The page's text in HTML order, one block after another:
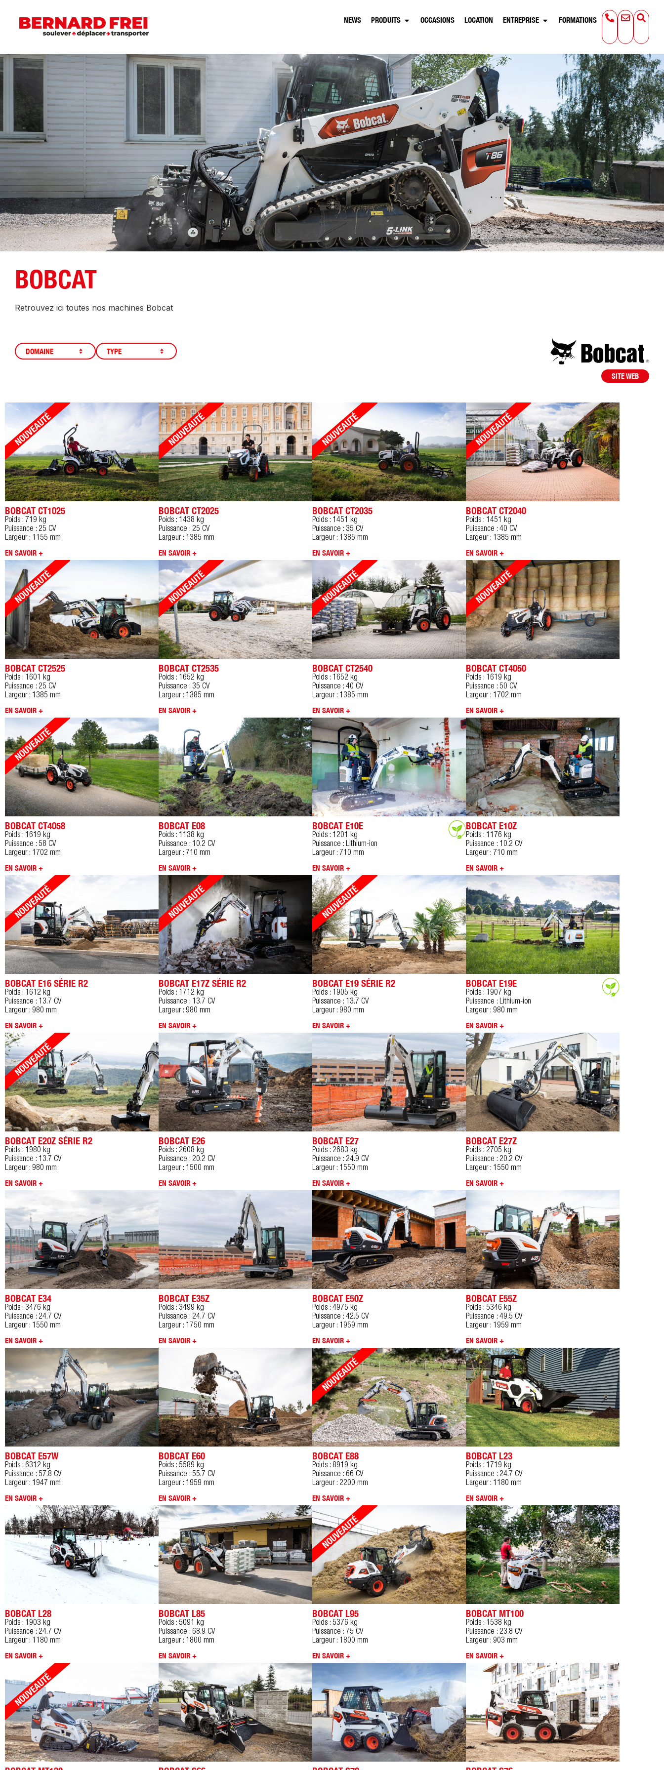
NEWS PRODUITS OCCASIONS LOCATION ENTREPRISE FORMATIONS
BOBCAT
Retrouvez ici toutes nos machines Bobcat
SITE WEB
BOBCAT CT1025
Poids : 719 kg
Puissance : 25 CV
Largeur : 1155 mm
EN SAVOIR +
BOBCAT CT2025
Poids : 1438 kg
Puissance : 25 CV
Largeur : 1385 mm
EN SAVOIR +
BOBCAT CT2035
Poids : 1451 kg
Puissance : 35 CV
Largeur : 1385 mm
EN SAVOIR +
BOBCAT CT2040
Poids : 1451 kg
Puissance : 40 CV
Largeur : 1385 mm
EN SAVOIR +
BOBCAT CT2525
Poids : 1601 kg
Puissance : 25 CV
Largeur : 1385 mm
EN SAVOIR +
BOBCAT CT2535
Poids : 1652 kg
Puissance : 35 CV
Largeur : 1385 mm
EN SAVOIR +
BOBCAT CT2540
Poids : 1652 kg
Puissance : 40 CV
Largeur : 1385 mm
EN SAVOIR +
BOBCAT CT4050
Poids : 1619 kg
Puissance : 50 CV
Largeur : 1702 mm
EN SAVOIR +
BOBCAT CT4058
Poids : 1619 kg
Puissance : 58 CV
Largeur : 1702 mm
EN SAVOIR +
BOBCAT E08
Poids : 1138 kg
Puissance : 10.2 CV
Largeur : 710 mm
EN SAVOIR +
BOBCAT E10E
Poids : 1201 kg
Puissance : Lithium-ion
Largeur : 710 mm
EN SAVOIR +
BOBCAT E10Z
Poids : 1176 kg
Puissance : 10.2 CV
Largeur : 710 mm
EN SAVOIR +
BOBCAT E16 SÉRIE R2
Poids : 1612 kg
Puissance : 13.7 CV
Largeur : 980 mm
EN SAVOIR +
BOBCAT E17Z SÉRIE R2
Poids : 1712 kg
Puissance : 13.7 CV
Largeur : 980 mm
EN SAVOIR +
BOBCAT E19 SÉRIE R2
Poids : 1905 kg
Puissance : 13.7 CV
Largeur : 980 mm
EN SAVOIR +
BOBCAT E19E
Poids : 1907 kg
Puissance : Lithium-ion
Largeur : 980 mm
EN SAVOIR +
BOBCAT E20Z SÉRIE R2
Poids : 1980 kg
Puissance : 13.7 CV
Largeur : 980 mm
EN SAVOIR +
BOBCAT E26
Poids : 2608 kg
Puissance : 20.2 CV
Largeur : 1500 mm
EN SAVOIR +
BOBCAT E27
Poids : 2683 kg
Puissance : 24.9 CV
Largeur : 1550 mm
EN SAVOIR +
BOBCAT E27Z
Poids : 2705 kg
Puissance : 20.2 CV
Largeur : 1550 mm
EN SAVOIR +
BOBCAT E34
Poids : 3476 kg
Puissance : 24.7 CV
Largeur : 1550 mm
EN SAVOIR +
BOBCAT E35Z
Poids : 3499 kg
Puissance : 24.7 CV
Largeur : 1750 mm
EN SAVOIR +
BOBCAT E50Z
Poids : 4975 kg
Puissance : 42.5 CV
Largeur : 1959 mm
EN SAVOIR +
BOBCAT E55Z
Poids : 5346 kg
Puissance : 49.5 CV
Largeur : 1959 mm
EN SAVOIR +
BOBCAT E57W
Poids : 6312 kg
Puissance : 57.8 CV
Largeur : 1947 mm
EN SAVOIR +
BOBCAT E60
Poids : 5589 kg
Puissance : 55.7 CV
Largeur : 1959 mm
EN SAVOIR +
BOBCAT E88
Poids : 8919 kg
Puissance : 66 CV
Largeur : 2200 mm
EN SAVOIR +
BOBCAT L23
Poids : 1719 kg
Puissance : 24.7 CV
Largeur : 1180 mm
EN SAVOIR +
BOBCAT L28
Poids : 1903 kg
Puissance : 24.7 CV
Largeur : 1180 mm
EN SAVOIR +
BOBCAT L85
Poids : 5091 kg
Puissance : 68.9 CV
Largeur : 1800 mm
EN SAVOIR +
BOBCAT L95
Poids : 5376 kg
Puissance : 75 CV
Largeur : 1800 mm
EN SAVOIR +
BOBCAT MT100
Poids : 1538 kg
Puissance : 23.8 CV
Largeur : 903 mm
EN SAVOIR +